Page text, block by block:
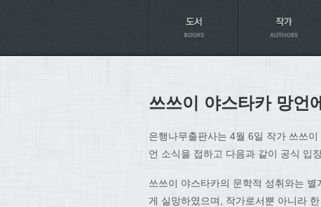
쓰쓰이 야스타카 망언
은행나무출판사는 4월 6일 작가 쓰쓰
언 소식을 접하고 다음과 같이 공식 입
쓰쓰이 야스타카의 문학적 성취와는
게 실망하였으며, 작가로서뿐 아니라